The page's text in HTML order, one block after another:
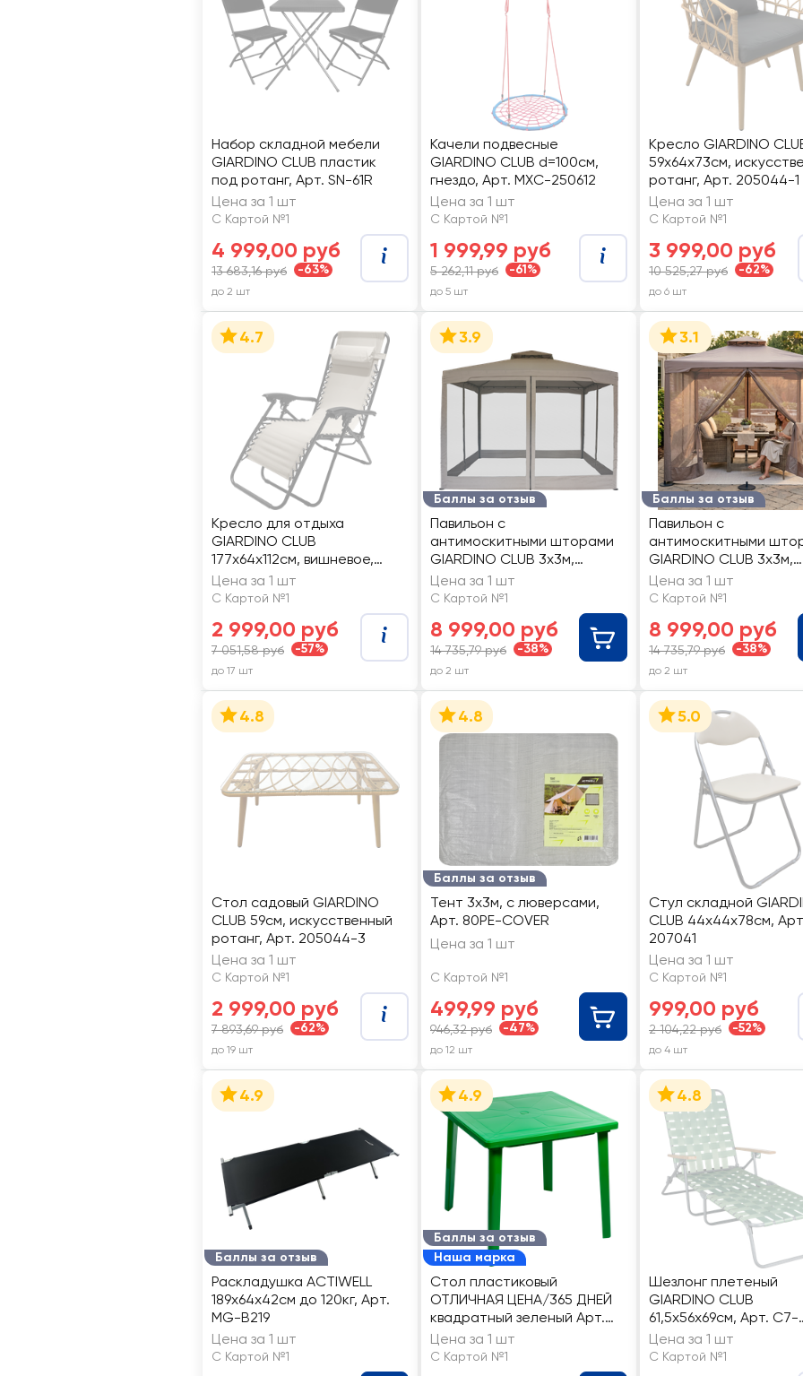
Набор складной мебели
GIARDINO CLUB пластик
под ротанг, Арт. SN-61R
Цена за 1 шт
С Картой №1
4 999,00 руб
13 683,16 руб -63%
до 2 шт
Качели подвесные
GIARDINO CLUB d=100см,
гнездо, Арт. MXC-250612
Цена за 1 шт
С Картой №1
1 999,99 руб
5 262,11 руб -61%
до 5 шт
Кресло GIARDINO
59х64х73см,
ротанг, Арт. 205044-1
Цена за 1 шт
С Картой №1
3 999,00 руб
10 525,27 руб -62%
до 6 шт
4.7
Кресло для отдыха
GIARDINO CLUB
177х64х112см, вишневое,
коралловое, бежевое, Арт.
LF19206A
Цена за 1 шт
С Картой №1
2 999,00 руб
7 051,58 руб -57%
до 17 шт
Баллы за отзыв
3.9
Павильон с
антимоскитными шторами
GIARDINO CLUB 3х3м,
бежевый, полиэстер, Арт.
LZ-I3330G
Цена за 1 шт
С Картой №1
8 999,00 руб
14 735,79 руб -38%
до 2 шт
Баллы за отзыв
3.1
Павильон с
антимоскитными
GIARDINO CLUB 3х3м,
Цена за 1 шт
С Картой №1
8 999,00 руб
14 735,79 руб -38%
до 2 шт
4.8
Стол садовый GIARDINO
CLUB 59см, искусственный
ротанг, Арт. 205044-3
Цена за 1 шт
С Картой №1
2 999,00 руб
7 893,69 руб -62%
до 19 шт
Баллы за отзыв
4.8
Тент 3х3м, с люверсами,
Арт. 80PE-COVER
Цена за 1 шт
С Картой №1
499,99 руб
946,32 руб -47%
до 12 шт
5.0
Стул складной
CLUB 44х44х78см,
207041
Цена за 1 шт
С Картой №1
999,00 руб
2 104,22 руб -52%
до 4 шт
Баллы за отзыв
4.9
Раскладушка ACTIWELL
189х64х42см до 120кг, Арт.
MG-B219
Цена за 1 шт
С Картой №1
Баллы за отзыв
Наша марка
4.9
Стол пластиковый
ОТЛИЧНАЯ ЦЕНА/365 ДНЕЙ
квадратный зеленый Арт.
130-0019
Цена за 1 шт
С Картой №1
4.8
Шезлонг плетеный
GIARDINO CLUB
61,5x56x69см, Арт. C7-
LEN2503003
Цена за 1 шт
С Картой №1